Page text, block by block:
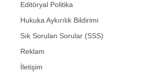
Editöryal Politika
Hukuka Aykırılık Bildirimi
Sık Sorulan Sorular (SSS)
Reklam
İletişim